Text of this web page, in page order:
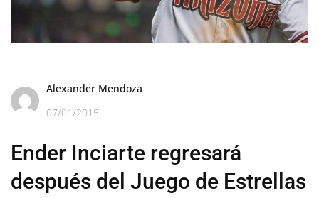
Alexander Mendoza
07/01/2015
Ender Inciarte regresará
después del Juego de Estrellas